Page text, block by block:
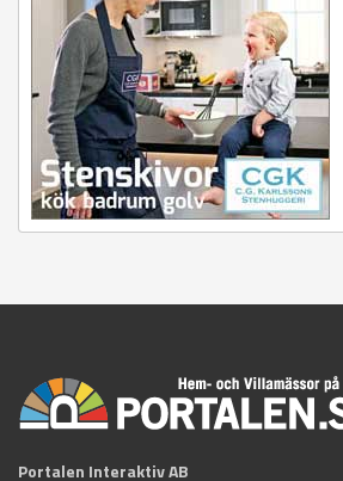
Portalen Interaktiv AB